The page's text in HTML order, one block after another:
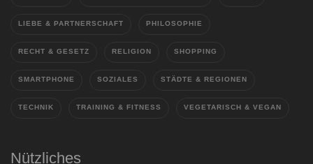
LIEBE & PARTNERSCHAFT PHILOSOPHIE
RECHT & GESETZ RELIGION SHOPPING
SMARTPHONE SOZIALES STÄDTE & REGIONEN
TECHNIK TRAINING & FITNESS VEGETARISCH & VEGAN
Nützliches